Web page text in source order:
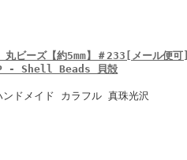
ビーズ【約5mm】＃233[メール便可]
- Shell Beads 貝殻
ドメイド カラフル 真珠光沢